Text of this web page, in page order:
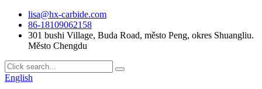
lisa@hx-carbide.com
86-18109062158
301 bushi Village, Buda Road, město Peng, okres Shuangliu.
Město Chengdu
English